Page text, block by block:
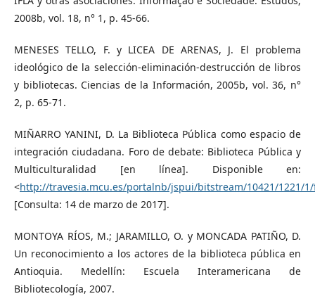
2008b, vol. 18, n° 1, p. 45-66.
MENESES TELLO, F. y LICEA DE ARENAS, J. El problema
ideológico de la selección-eliminación-destrucción de libros
y bibliotecas. Ciencias de la Información, 2005b, vol. 36, n°
2, p. 65-71.
MIÑARRO YANINI, D. La Biblioteca Pública como espacio de
integración ciudadana. Foro de debate: Biblioteca Pública y
Multiculturalidad [en línea]. Disponible en:
<http://travesia.mcu.es/portalnb/jspui/bitstream/10421/1221/
[Consulta: 14 de marzo de 2017].
MONTOYA RÍOS, M.; JARAMILLO, O. y MONCADA PATIÑO, D.
Un reconocimiento a los actores de la biblioteca pública en
Antioquia. Medellín: Escuela Interamericana de
Bibliotecología, 2007.